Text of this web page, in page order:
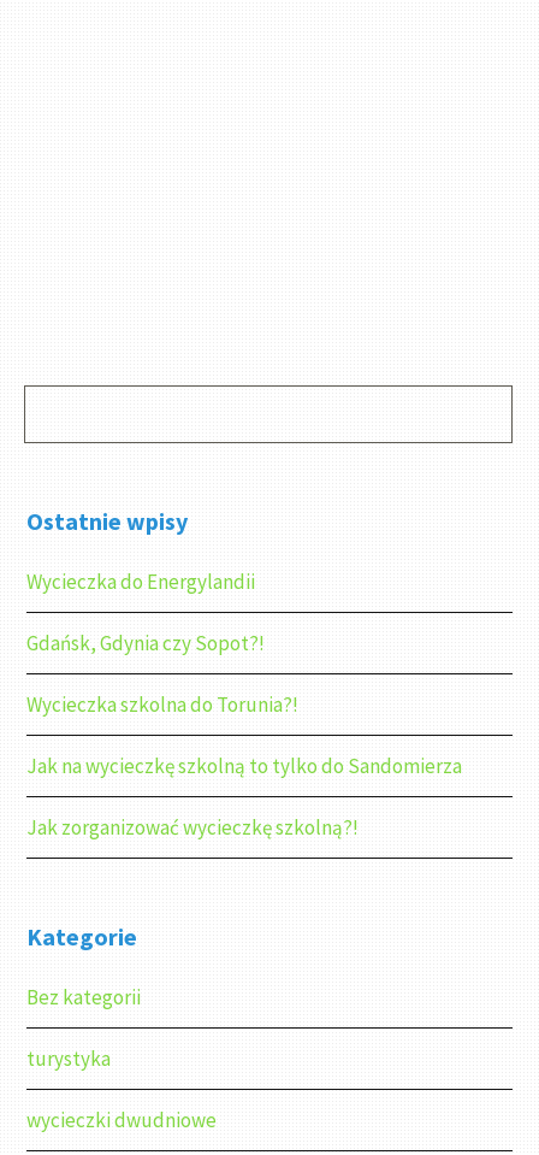
Ostatnie wpisy
Wycieczka do Energylandii
Gdańsk, Gdynia czy Sopot?!
Wycieczka szkolna do Torunia?!
Jak na wycieczkę szkolną to tylko do Sandomierza
Jak zorganizować wycieczkę szkolną?!
Kategorie
Bez kategorii
turystyka
wycieczki dwudniowe